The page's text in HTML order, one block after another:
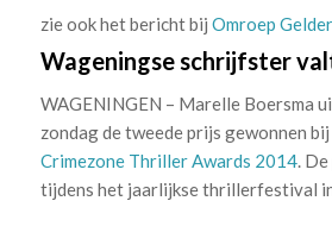
zie ook het bericht bij Omroep
Wageningse schrijfster
WAGENINGEN – Marelle Boersma
zondag de tweede prijs gewonnen bij
Crimezone Thriller Awards 2014.
tijdens het jaarlijkse thrillerfestival